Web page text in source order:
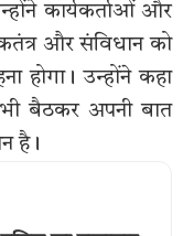
कार्यकर्ताओं और
और संविधान को
होगा। उन्होंने कहा
बैठकर अपनी बात
है।